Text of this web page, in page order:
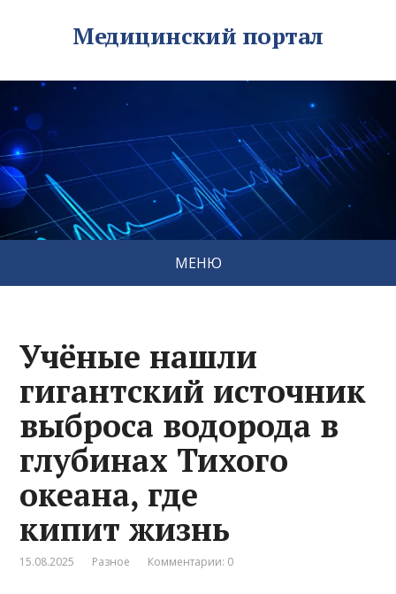
Медицинский портал
МЕНЮ
Учёные нашли
гигантский источник
выброса водорода в
глубинах Тихого
океана, где
кипит жизнь
15.08.2025 Разное Комментарии: 0